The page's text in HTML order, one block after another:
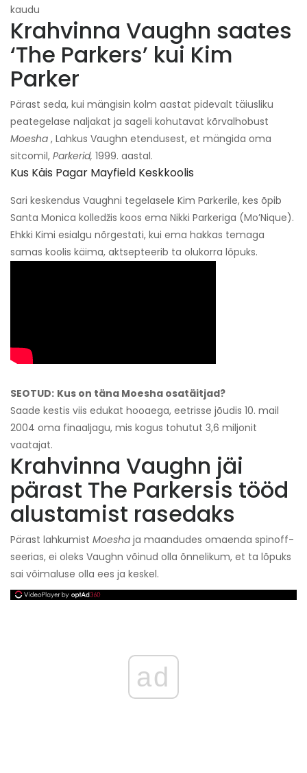
kaudu
Krahvinna Vaughn saates
‘The Parkers’ kui Kim
Parker
Pärast seda, kui mängisin kolm aastat pidevalt täiusliku
peategelase naljakat ja sageli kohutavat kõrvalhobust
Moesha , Lahkus Vaughn etendusest, et mängida oma
sitcomil, Parkerid, 1999. aastal.
Kus Käis Pagar Mayfield Keskkoolis
Sari keskendus Vaughni tegelasele Kim Parkerile, kes õpib
Santa Monica kolledžis koos ema Nikki Parkeriga (Mo’Nique).
Ehkki Kimi esialgu nõrgestati, kui ema hakkas temaga
samas koolis käima, aktsepteerib ta olukorra lõpuks.
SEOTUD: Kus on täna Moesha osatäitjad?
Saade kestis viis edukat hooaega, eetrisse jõudis 10. mail
2004 oma finaaljagu, mis kogus tohutut 3,6 miljonit
vaatajat.
Krahvinna Vaughn jäi
pärast The Parkersis tööd
alustamist rasedaks
Pärast lahkumist Moesha ja maandudes omaenda spinoff-
seerias, ei oleks Vaughn võinud olla õnnelikum, et ta lõpuks
sai võimaluse olla ees ja keskel.
ad